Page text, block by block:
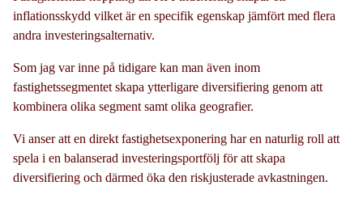
inflationsskydd vilket är en specifik egenskap jämfört med flera
andra investeringsalternativ.
Som jag var inne på tidigare kan man även inom
fastighetssegmentet skapa ytterligare diversifiering genom att
kombinera olika segment samt olika geografier.
Vi anser att en direkt fastighetsexponering har en naturlig roll att
spela i en balanserad investeringsportfölj för att skapa
diversifiering och därmed öka den riskjusterade avkastningen.